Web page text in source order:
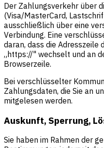
Der Zahlungsverkehr über
(Visa/MasterCard,
ausschließlich über eine
Verbindung. Eine
daran, dass die Adresszeile
„https://" wechselt und an
Browserzeile.
Bei verschlüsselter
Zahlungsdaten, die Sie an
mitgelesen werden.
Auskunft, Sperrung,
Sie haben im Rahmen der